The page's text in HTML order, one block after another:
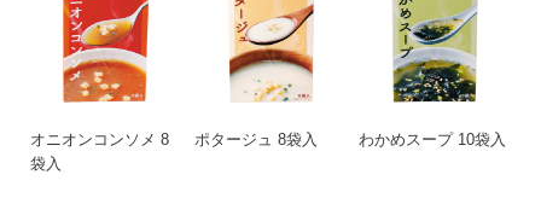
オニオンコンソメ 8
袋入
ポタージュ 8袋入 わかめスープ 10袋入